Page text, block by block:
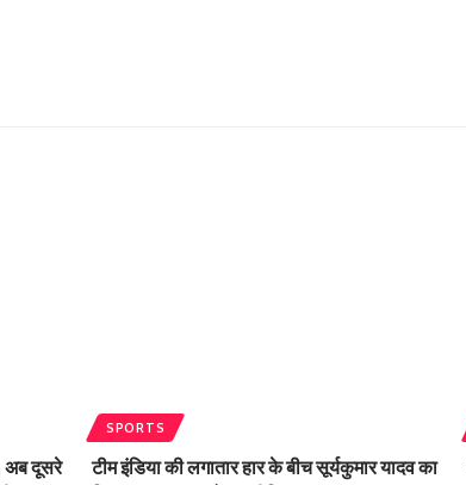
अब दूसरे
SPORTS
टीम इंडिया की लगातार हार के बीच सूर्यकुमार यादव का